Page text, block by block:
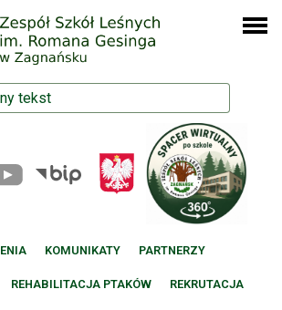
KOMUNIKATY PARTNERZY
REHABILITACJA PTAKÓW REKRUTACJA